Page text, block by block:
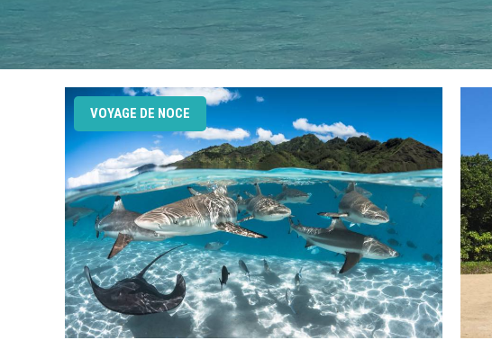
VOYAGE DE NOCE